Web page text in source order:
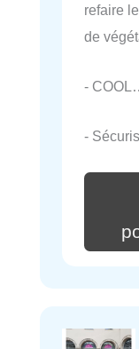
refaire
de
-
-